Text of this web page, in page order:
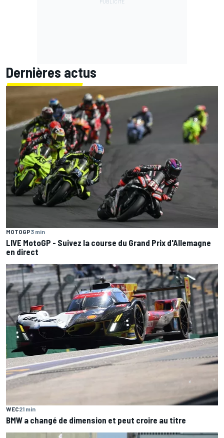
Dernières actus
MOTOGP3 min
LIVE MotoGP - Suivez la course du Grand Prix d'Allemagne
en direct
WEC21 min
BMW a changé de dimension et peut croire au titre